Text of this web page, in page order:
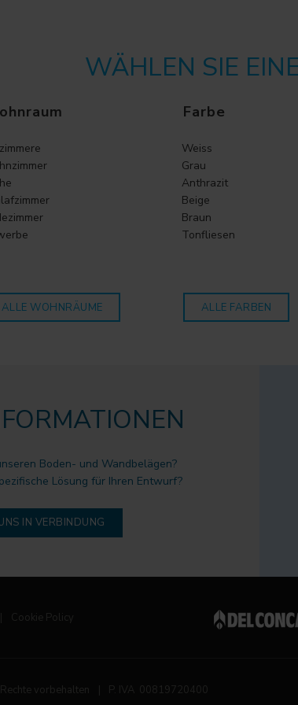
WÄHLEN SIE
ALLE WOHNRÄUME
Farbe
Weiss
Grau
Anthrazit
Beige
Braun
Tonfliesen
ALLE FARBEN
Boden- und Wandbelägen?
Lösung für Ihren Entwurf?
IN VERBINDUNG
Cookie Policy
vorbehalten P. IVA 00819720400